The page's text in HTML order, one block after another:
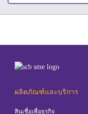
ข่าวสาร/บทความ
SME Academy
ผลิตภัณฑ์และบริการ
สินเชื่อเพื่อธุรกิจ